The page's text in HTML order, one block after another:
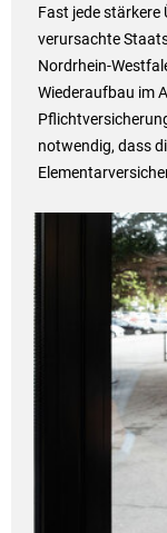
Fast jede stärkere
verursachte
Nordrhein-
Wiederaufbau im
notwendig, dass